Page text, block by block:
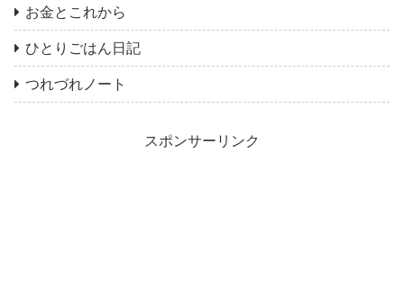
お金とこれから
ひとりごはん日記
つれづれノート
スポンサーリンク